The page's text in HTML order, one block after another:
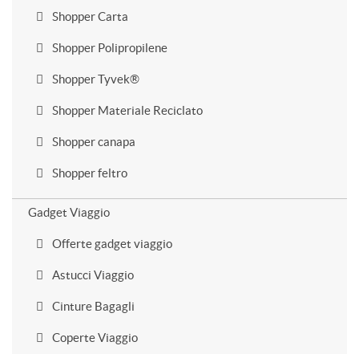
Shopper Carta
Shopper Polipropilene
Shopper Tyvek®
Shopper Materiale Reciclato
Shopper canapa
Shopper feltro
Gadget Viaggio
Offerte gadget viaggio
Astucci Viaggio
Cinture Bagagli
Coperte Viaggio